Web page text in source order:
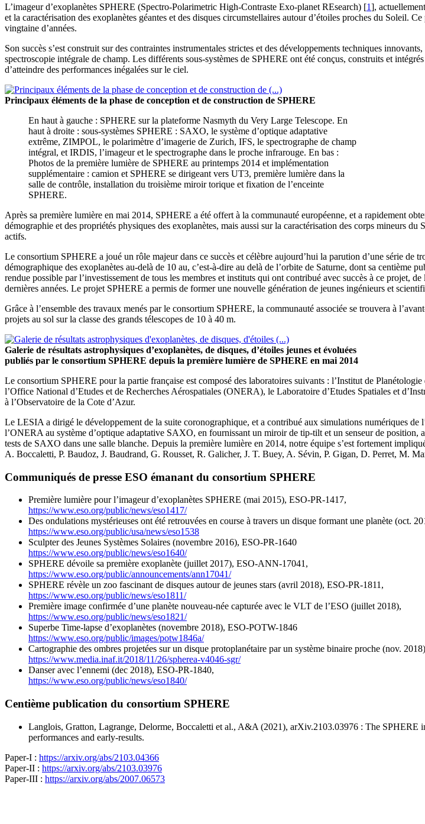
L’imageur d’exoplanètes SPHERE (Spectro-Polarimetric High-Contraste Exo-planet REsearch) [1],
et la caractérisation des exoplanètes géantes et des disques circumstellaires autour d’étoiles proches du Soleil.
vingtaine d’années.
Son succès s’est construit sur des contraintes instrumentales strictes et des développements techniques
spectroscopie intégrale de champ. Les différents sous-systèmes de SPHERE ont été conçus, construits et
d’atteindre des performances inégalées sur le ciel.
Principaux éléments de la phase de conception et de construction de SPHERE
En haut à gauche : SPHERE sur la plateforme Nasmyth du Very Large Telescope. En
haut à droite : sous-systèmes SPHERE : SAXO, le système d’optique adaptative
extrême, ZIMPOL, le polarimètre d’imagerie de Zurich, IFS, le spectrographe de champ
intégral, et IRDIS, l’imageur et le spectrographe dans le proche infrarouge. En bas :
Photos de la première lumière de SPHERE au printemps 2014 et implémentation
supplémentaire : camion et SPHERE se dirigeant vers UT3, première lumière dans la
salle de contrôle, installation du troisième miroir torique et fixation de l’enceinte
SPHERE.
Après sa première lumière en mai 2014, SPHERE a été offert à la communauté européenne, et a rapidement
démographie et des propriétés physiques des exoplanètes, mais aussi sur la caractérisation des corps mineurs
actifs.
Le consortium SPHERE a joué un rôle majeur dans ce succès et célèbre aujourd’hui la parution d’une série de
démographique des exoplanètes au-delà de 10 au, c’est-à-dire au delà de l’orbite de Saturne, dont sa
rendue possible par l’investissement de tous les membres et instituts qui ont contribué avec succès à ce projet,
dernières années. Le projet SPHERE a permis de former une nouvelle génération de jeunes ingénieurs et
Grâce à l’ensemble des travaux menés par le consortium SPHERE, la communauté associée se trouvera à
projets au sol sur la classe des grands télescopes de 10 à 40 m.
Galerie de résultats astrophysiques d’exoplanètes, de disques, d’étoiles jeunes et évoluées
publiés par le consortium SPHERE depuis la première lumière de SPHERE en mai 2014
Le consortium SPHERE pour la partie française est composé des laboratoires suivants : l’Institut de
l’Office National d’Etudes et de Recherches Aérospatiales (ONERA), le Laboratoire d’Etudes Spatiales et
à l’Observatoire de la Cote d’Azur.
Le LESIA a dirigé le développement de la suite coronographique, et a contribué aux simulations numériques
l’ONERA au système d’optique adaptative SAXO, en fournissant un miroir de tip-tilt et un senseur de
tests de SAXO dans une salle blanche. Depuis la première lumière en 2014, notre équipe s’est fortement
A. Boccaletti, P. Baudoz, J. Baudrand, G. Rousset, R. Galicher, J. T. Buey, A. Sévin, P. Gigan, D. Perret, M.
Communiqués de presse ESO émanant du consortium SPHERE
Première lumière pour l’imageur d’exoplanètes SPHERE (mai 2015), ESO-PR-1417,
https://www.eso.org/public/news/eso1417/
Des ondulations mystérieuses ont été retrouvées en course à travers un disque formant une planète (oct.
https://www.eso.org/public/usa/news/eso1538
Sculpter des Jeunes Systèmes Solaires (novembre 2016), ESO-PR-1640
https://www.eso.org/public/news/eso1640/
SPHERE dévoile sa première exoplanète (juillet 2017), ESO-ANN-17041,
https://www.eso.org/public/announcements/ann17041/
SPHERE révèle un zoo fascinant de disques autour de jeunes stars (avril 2018), ESO-PR-1811,
https://www.eso.org/public/news/eso1811/
Première image confirmée d’une planète nouveau-née capturée avec le VLT de l’ESO (juillet 2018),
https://www.eso.org/public/news/eso1821/
Superbe Time-lapse d’exoplanètes (novembre 2018), ESO-POTW-1846
https://www.eso.org/public/images/potw1846a/
Cartographie des ombres projetées sur un disque protoplanétaire par un système binaire proche (nov.
https://www.media.inaf.it/2018/11/26/spherea-v4046-sgr/
Danser avec l’ennemi (dec 2018), ESO-PR-1840,
https://www.eso.org/public/news/eso1840/
Centième publication du consortium SPHERE
Langlois, Gratton, Lagrange, Delorme, Boccaletti et al., A&A (2021), arXiv.2103.03976 : The
performances and early-results.
Paper-I : https://arxiv.org/abs/2103.04366
Paper-II : https://arxiv.org/abs/2103.03976
Paper-III : https://arxiv.org/abs/2007.06573